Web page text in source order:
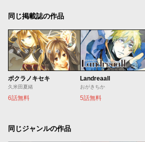
同じ掲載誌の作品
ボクラノキセキ
久米田夏緒
6話無料
Landreaall
おがきちか
5話無料
同じジャンルの作品